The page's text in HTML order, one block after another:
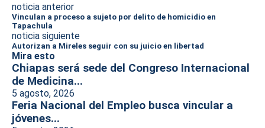
noticia anterior
Vinculan a proceso a sujeto por delito de homicidio en
Tapachula
noticia siguiente
Autorizan a Mireles seguir con su juicio en libertad
Mira esto
Chiapas será sede del Congreso Internacional
de Medicina...
5 agosto, 2026
Feria Nacional del Empleo busca vincular a
jóvenes...